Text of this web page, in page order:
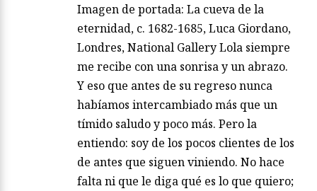
Imagen de portada: La cueva de la
eternidad, c. 1682-1685, Luca Giordano,
Londres, National Gallery Lola siempre
me recibe con una sonrisa y un abrazo.
Y eso que antes de su regreso nunca
habíamos intercambiado más que un
tímido saludo y poco más. Pero la
entiendo: soy de los pocos clientes de los
de antes que siguen viniendo. No hace
falta ni que le diga qué es lo que quiero;